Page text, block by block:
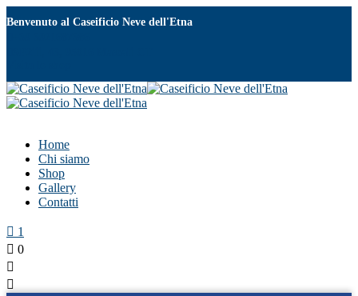
Benvenuto al Caseificio Neve dell'Etna
Home
Chi siamo
Shop
Gallery
Contatti
1
0